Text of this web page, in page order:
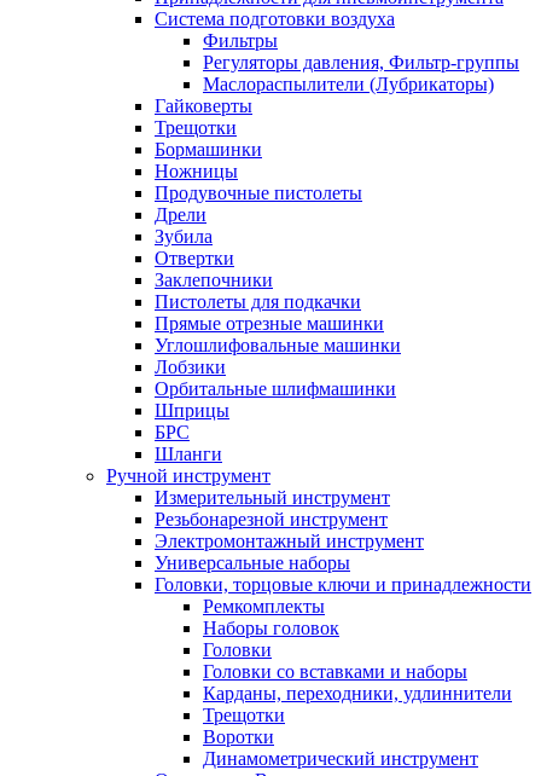
Система подготовки воздуха
Фильтры
Регуляторы давления, Фильтр-группы
Маслораспылители (Лубрикаторы)
Гайковерты
Трещотки
Бормашинки
Ножницы
Продувочные пистолеты
Дрели
Зубила
Отвертки
Заклепочники
Пистолеты для подкачки
Прямые отрезные машинки
Углошлифовальные машинки
Лобзики
Орбитальные шлифмашинки
Шприцы
БРС
Шланги
Ручной инструмент
Измерительный инструмент
Резьбонарезной инструмент
Электромонтажный инструмент
Универсальные наборы
Головки, торцовые ключи и принадлежности
Ремкомплекты
Наборы головок
Головки
Головки со вставками и наборы
Карданы, переходники, удлиннители
Трещотки
Воротки
Динамометрический инструмент